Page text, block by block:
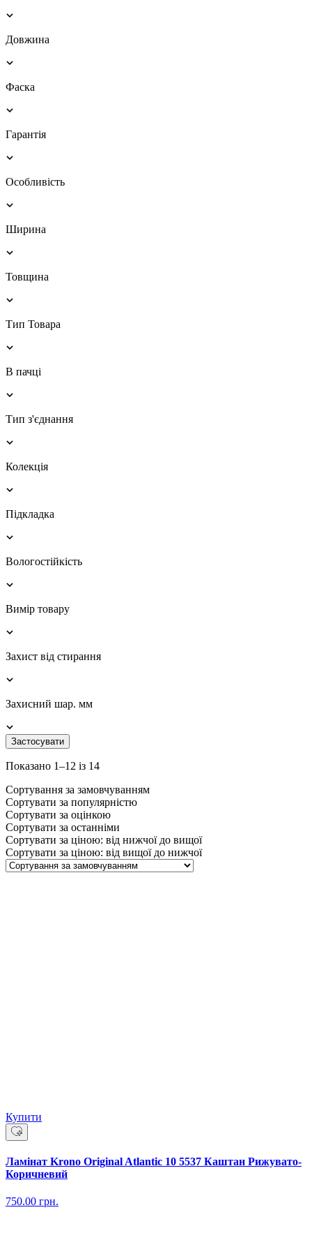
Довжина
Фаска
Гарантія
Особливість
Ширина
Товщина
Тип Товара
В пачці
Тип з'єднання
Колекція
Підкладка
Вологостійкість
Вимір товару
Захист від стирання
Захисний шар. мм
Застосувати
Показано 1–12 із 14
Сортування за замовчуванням
Сортувати за популярністю
Сортувати за оцінкою
Сортувати за останніми
Сортувати за ціною: від нижчої до вищої
Сортувати за ціною: від вищої до нижчої
Купити
Ламінат Krono Original Atlantic 10 5537 Каштан Рижувато-
Коричневий
750.00 грн.